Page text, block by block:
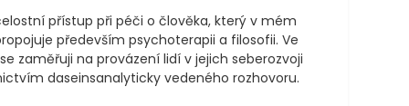
přístup při péči o člověka, který v mém
především psychoterapii a filosofii. Ve
zaměřuji na provázení lidí v jejich seberozvoji
daseinsanalyticky vedeného rozhovoru.